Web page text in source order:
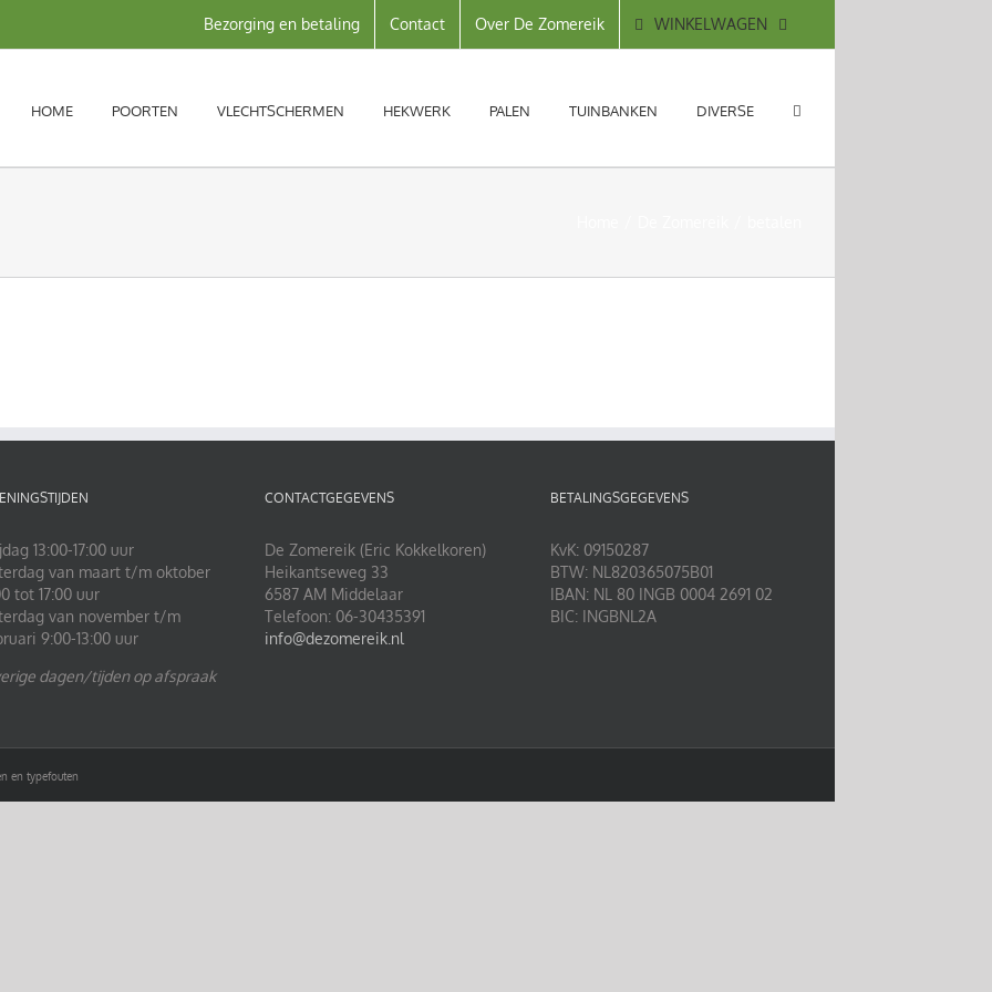
Bezorging en betaling Contact Over De Zomereik WINKELWAGEN
HOME POORTEN VLECHTSCHERMEN HEKWERK PALEN TUINBANKEN DIVERSE
13:00-17:00 uur
van maart t/m oktober
tot 17:00 uur
van november t/m
9:00-13:00 uur
dagen/tijden op afspraak
CONTACTGEGEVENS
De Zomereik (Eric Kokkelkoren)
Heikantseweg 33
6587 AM Middelaar
Telefoon: 06-30435391
info@dezomereik.nl
BETALINGSGEGEVENS
KvK: 09150287
BTW: NL820365075B01
IBAN: NL 80 INGB 0004 2691 02
BIC: INGBNL2A
en typefouten